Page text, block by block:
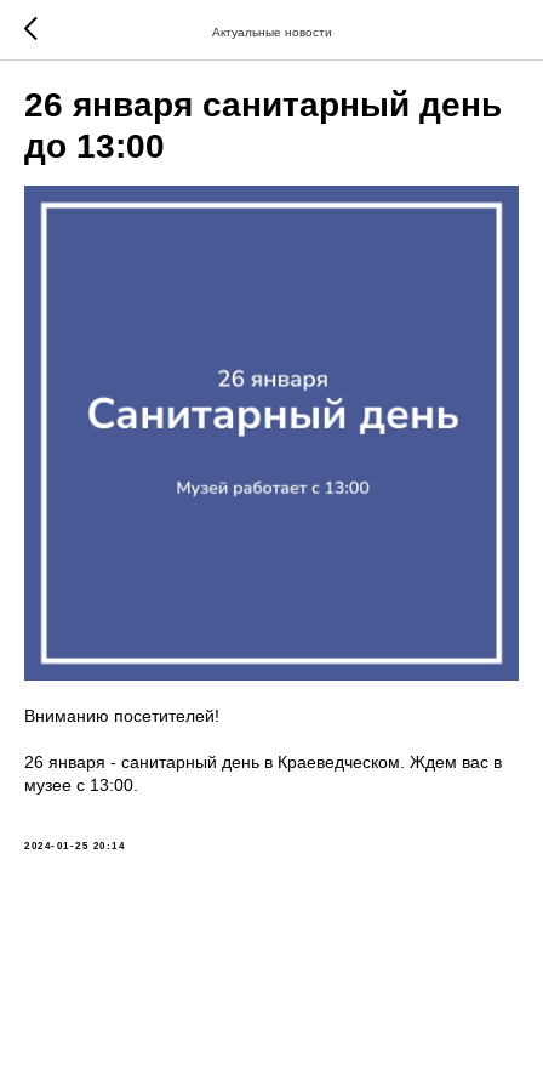
Актуальные новости
26 января санитарный день
до 13:00
Вниманию посетителей!
26 января - санитарный день в Краеведческом. Ждем вас в
музее с 13:00.
2024-01-25 20:14